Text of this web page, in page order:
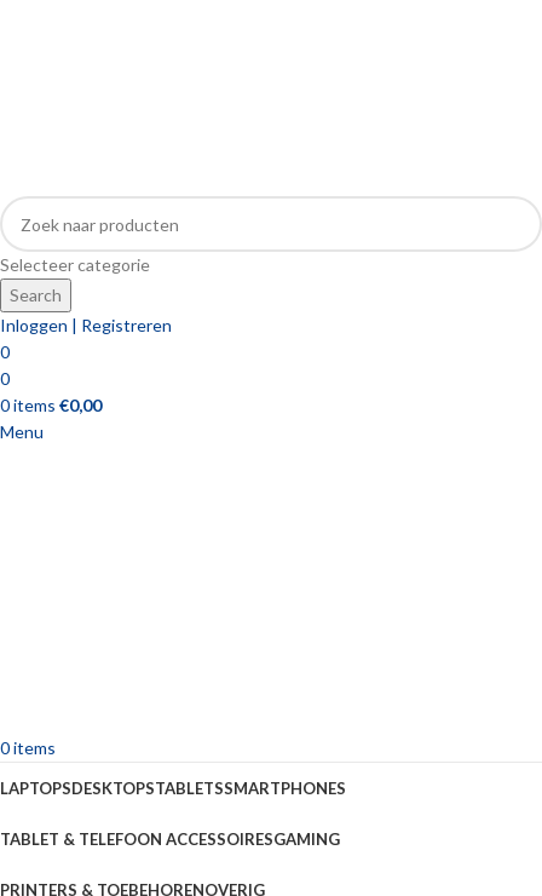
Selecteer categorie
Search
Inloggen | Registreren
0
0
0items €0,00
Menu
0items
LAPTOPSDESKTOPSTABLETSSMARTPHONES
TABLET & TELEFOON ACCESSOIRESGAMING
PRINTERS & TOEBEHORENOVERIG